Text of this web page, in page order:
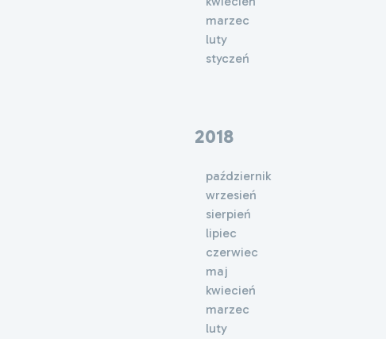
marzec
luty
styczeń
2018
październik
wrzesień
sierpień
lipiec
czerwiec
maj
kwiecień
marzec
luty